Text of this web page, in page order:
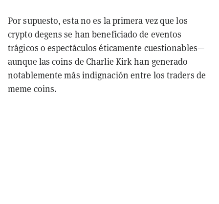
Por supuesto, esta no es la primera vez que los
crypto degens se han beneficiado de eventos
trágicos o espectáculos éticamente cuestionables—
aunque las coins de Charlie Kirk han generado
notablemente más indignación entre los traders de
meme coins.